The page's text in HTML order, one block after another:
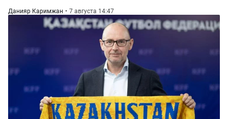
Данияр Каримжан 7 августа 14:47